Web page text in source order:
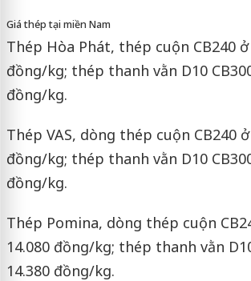
Giá thép tại miền Nam
Thép Hòa Phát, thép cuộn CB240
đồng/kg; thép thanh vằn D10
đồng/kg.
Thép VAS, dòng thép cuộn CB240
đồng/kg; thép thanh vằn D10
đồng/kg.
Thép Pomina, dòng thép cuộn
14.080 đồng/kg; thép thanh vằn
14.380 đồng/kg.